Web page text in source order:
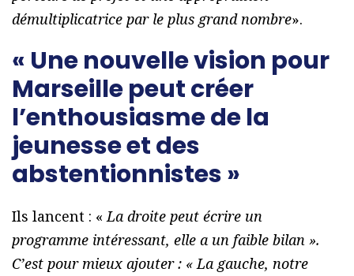
démultiplicatrice par le plus grand nombre».
« Une nouvelle vision pour
Marseille peut créer
l’enthousiasme de la
jeunesse et des
abstentionnistes »
Ils lancent : « La droite peut écrire un
programme intéressant, elle a un faible bilan ».
C’est pour mieux ajouter : « La gauche, notre